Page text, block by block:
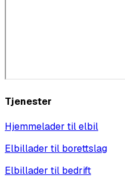
Tjenester
Hjemmelader til elbil
Elbillader til borettslag
Elbillader til bedrift